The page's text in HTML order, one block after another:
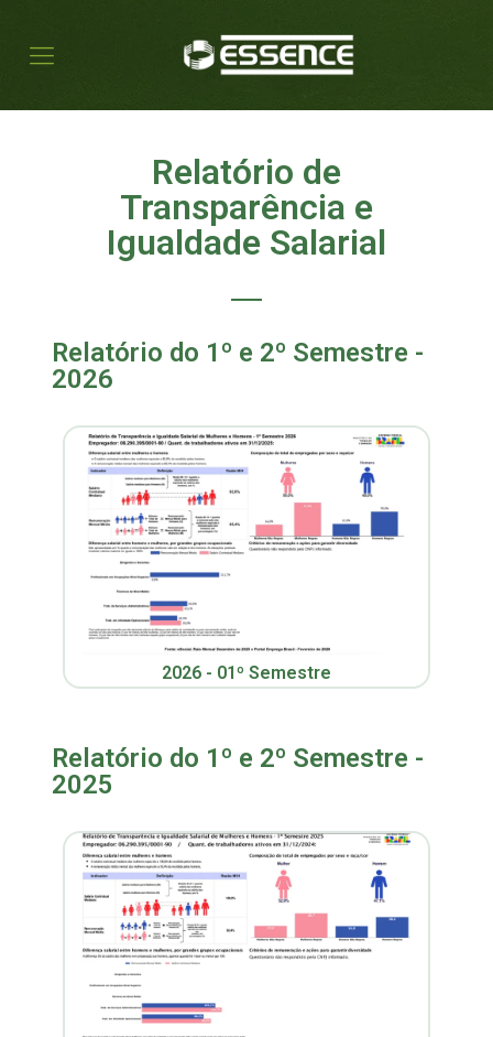
Relatório de
Transparência e
Igualdade Salarial
Relatório do 1º e 2º Semestre -
2026
2026 - 01º Semestre
Relatório do 1º e 2º Semestre -
2025